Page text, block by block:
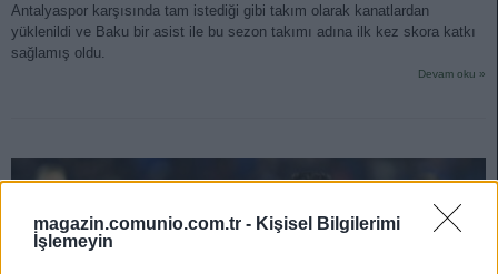
magazin.comunio.com.tr - Kişisel Bilgilerimi
İşlemeyin
Antalyaspor karşısında tam istediği gibi takım olarak kanatlardan
yüklenildi ve Baku bir asist ile bu sezon takımı adına ilk kez skora katkı
sağlamış oldu.
Devam oku »